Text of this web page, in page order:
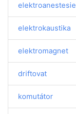
elektroanestesie
elektrokaustika
elektromagnet
driftovat
komutátor